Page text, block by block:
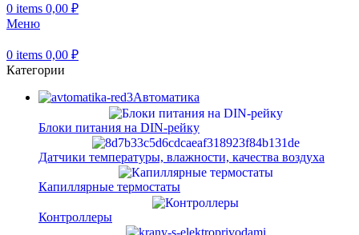
0 items 0,00 ₽
Меню
0 items 0,00 ₽
Категории
Автоматика
Блоки питания на DIN-рейку
Датчики температуры, влажности, качества воздуха
Капиллярные термостаты
Контроллеры